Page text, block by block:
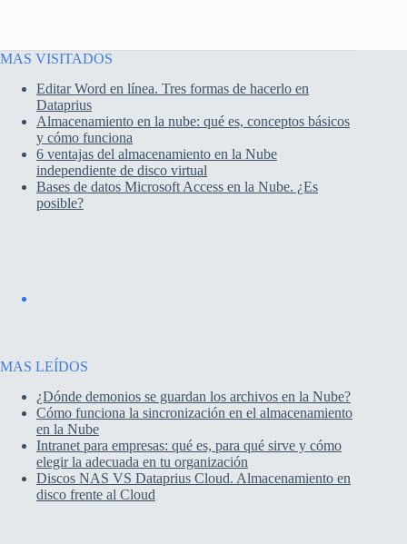
MAS VISITADOS
Editar Word en línea. Tres formas de hacerlo en
Dataprius
Almacenamiento en la nube: qué es, conceptos básicos
y cómo funciona
6 ventajas del almacenamiento en la Nube
independiente de disco virtual
Bases de datos Microsoft Access en la Nube. ¿Es
posible?
MAS LEÍDOS
¿Dónde demonios se guardan los archivos en la Nube?
Cómo funciona la sincronización en el almacenamiento
en la Nube
Intranet para empresas: qué es, para qué sirve y cómo
elegir la adecuada en tu organización
Discos NAS VS Dataprius Cloud. Almacenamiento en
disco frente al Cloud